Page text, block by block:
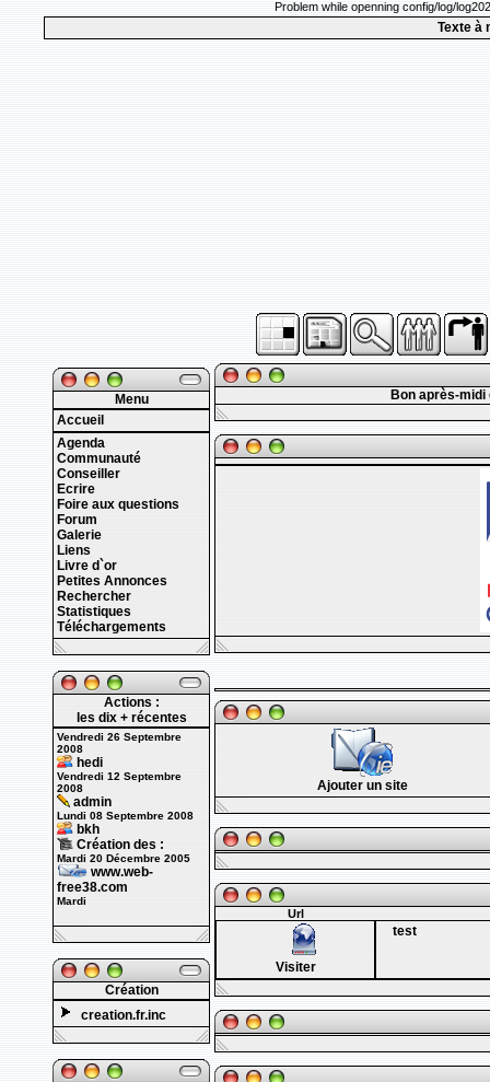
Problem while openning config/log/
Texte à
Menu
Accueil
Agenda
Communauté
Conseiller
Ecrire
Foire aux questions
Forum
Galerie
Liens
Livre d`or
Petites Annonces
Rechercher
Statistiques
Téléchargements
Actions :
les dix + récentes
Vendredi 26 Septembre
2008
hedi
Vendredi 12 Septembre
2008
admin
Lundi 08 Septembre 2008
bkh
Création des :
Mardi 20 Décembre 2005
www.web-
free38.com
Mardi
Création
creation.fr.inc
Bon après-
Ajouter un site
Url
Visiter
test